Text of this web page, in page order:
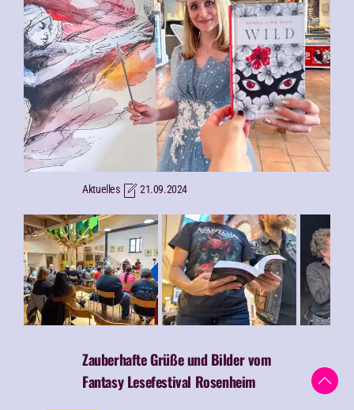
Aktuelles 21.09.2024
Zauberhafte Grüße und Bilder vom
Fantasy Lesefestival Rosenheim